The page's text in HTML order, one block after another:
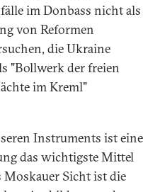
im Donbass nicht als
von Reformen
die Ukraine
"Bollwerk der freien
im Kreml"
Instruments ist eine
das wichtigste Mittel
Sicht ist die